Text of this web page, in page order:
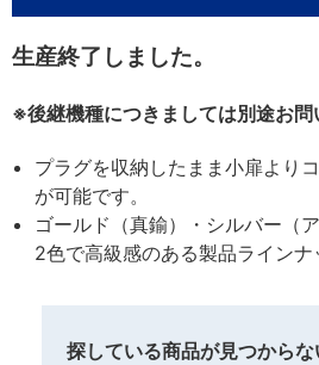
生産終了しました。
※後継機種につきましては別途お問
プラグを収納したまま小扉より
が可能です。
ゴールド（真鍮）・シルバー（
2色で高級感のある製品ラインナ
探している商品が見つから